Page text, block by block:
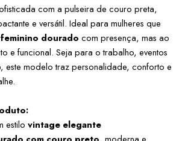
com a pulseira de couro preta,
e versátil. Ideal para mulheres que
dourado com presença, mas ao
e funcional. Seja para o trabalho, eventos
este modelo traz personalidade, conforto e
estilo vintage elegante